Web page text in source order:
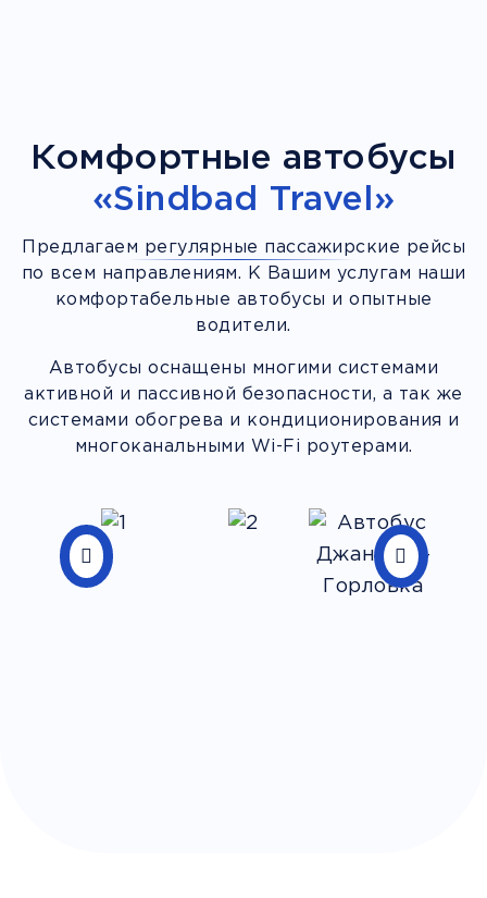
Комфортные автобусы
«Sindbad Travel»
Предлагаем регулярные пассажирские рейсы
по всем направлениям. К Вашим услугам наши
комфортабельные автобусы и опытные
водители.
Автобусы оснащены многими системами
активной и пассивной безопасности, а так же
системами обогрева и кондиционирования и
многоканальными Wi-Fi роутерами.